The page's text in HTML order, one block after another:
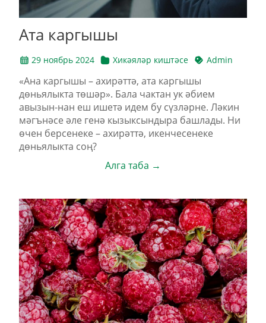
Ата каргышы
29 ноябрь 2024 Хикәяләр киштәсе Admin
«Ана каргышы – ахирәттә, ата каргышы
дөньялыкта төшәр». Бала чактан ук әбием
авызын-нан еш ишетә идем бу сүзләрне. Ләкин
мәгънәсе әле генә кызыксындыра башлады. Ни
өчен берсенеке – ахирәттә, икенчесенеке
дөньялыкта соң?
Алга таба →